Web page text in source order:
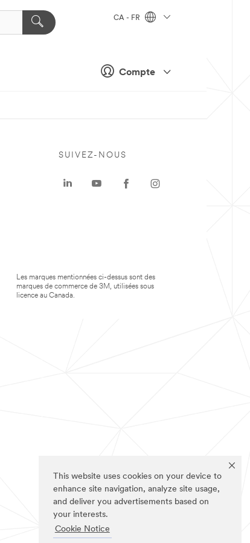
This website uses cookies on your device to
enhance site navigation, analyze site usage,
and deliver you advertisements based on
your interests.
Cookie Notice
Compte
CA - FR
SUIVEZ-NOUS
Les marques mentionnées ci-dessus sont des
marques de commerce de 3M, utilisées sous
licence au Canada.